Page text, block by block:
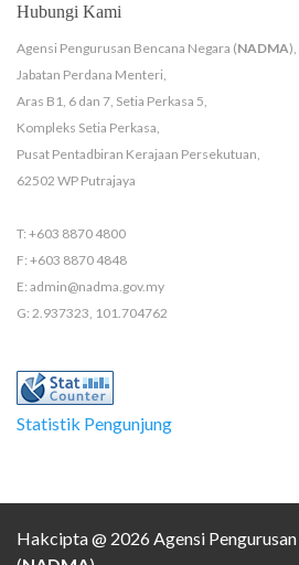
Hubungi Kami
Agensi Pengurusan Bencana Negara (NADMA),
Jabatan Perdana Menteri,
Aras B1, 6 dan 7, Setia Perkasa 5,
Kompleks Setia Perkasa,
Pusat Pentadbiran Kerajaan Persekutuan,
62502 WP Putrajaya
T: +603 8870 4800
F: +603 8870 4848
E: admin@nadma.gov.my
G: 2.937323, 101.704762
Statistik Pengunjung
Hakcipta @ 2026 Agensi